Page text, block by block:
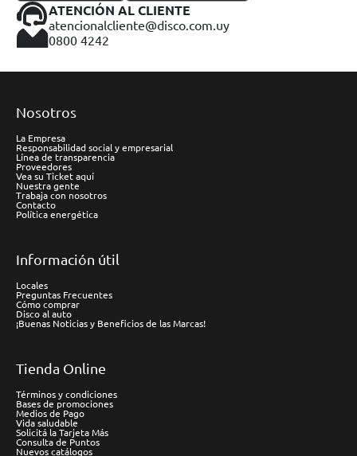
ATENCIÓN AL CLIENTE
atencionalcliente@disco.com.uy
0800 4242
Nosotros
La Empresa
Responsabilidad social y empresarial
Línea de transparencia
Proveedores
Vea su Ticket aquí
Nuestra gente
Trabaja con nosotros
Contacto
Política energética
Información útil
Locales
Preguntas Frecuentes
Cómo comprar
Disco al auto
¡Buenas Noticias y Beneficios de las Marcas!
Tienda Online
Términos y condiciones
Bases de promociones
Medios de Pago
Vida saludable
Solicitá la Tarjeta Más
Consulta de Puntos
Nuevos catálogos